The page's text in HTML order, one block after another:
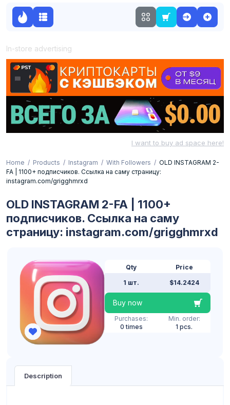
In-store advertising
I want to buy ad space here!
Home Products Instagram With Followers
OLD INSTAGRAM 2-
FA | 1100+ подписчиков. Ссылка на саму страницу:
instagram.com/grigghmrxd
OLD INSTAGRAM 2-FA | 1100+
подписчиков. Ссылка на саму
страницу: instagram.com/grigghmrxd
Qty
1 шт.
Price
$14.2424
Buy now
Purchases:
0 times
Min. order:
1 pcs.
Description